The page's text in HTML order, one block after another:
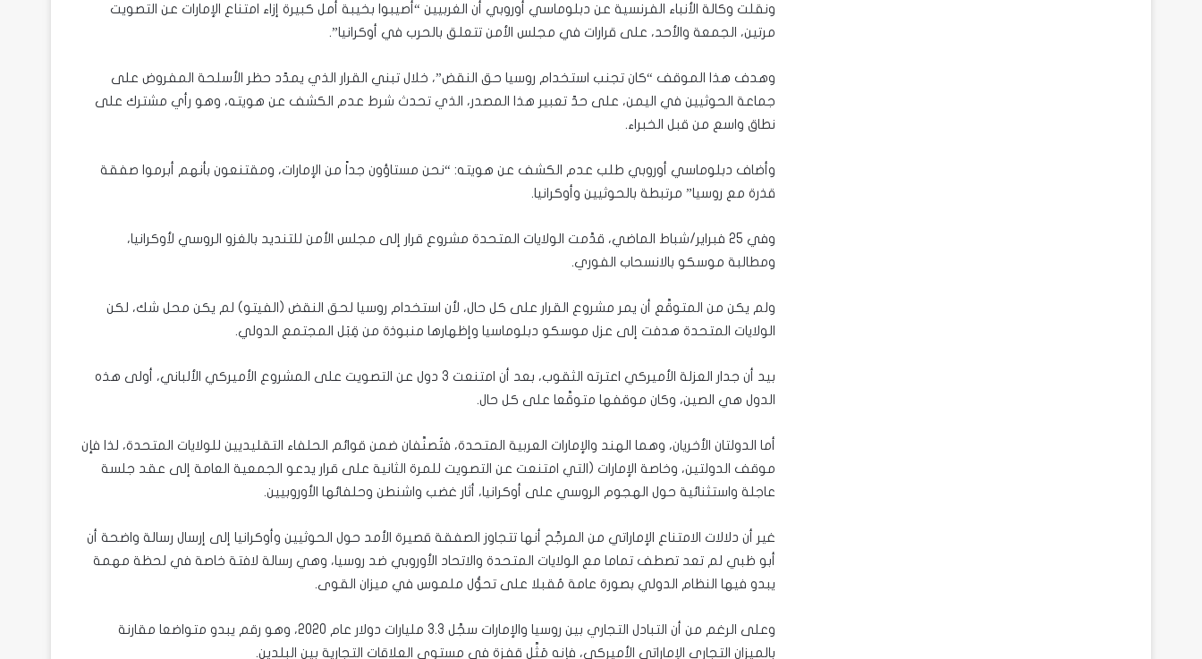
ونقلت وكالة الأنباء الفرنسية عن دبلوماسي أوروبي أن الغربيين “أصيبوا بخيبة أمل كبيرة إزاء امتناع الإمارات عن التصويت
مرتين، الجمعة والأحد، على قرارات في مجلس الأمن تتعلق بالحرب في أوكرانيا”.
وهدف هذا الموقف “كان تجنب استخدام روسيا حق النقض”، خلال تبني القرار الذي يمدّد حظر الأسلحة المفروض على
جماعة الحوثيين في اليمن، على حدّ تعبير هذا المصدر، الذي تحدث شرط عدم الكشف عن هويته، وهو رأي مشترك على
نطاق واسع من قبل الخبراء.
وأضاف دبلوماسي أوروبي طلب عدم الكشف عن هويته: “نحن مستاؤون جداً من الإمارات، ومقتنعون بأنهم أبرموا صفقة
قذرة مع روسيا” مرتبطة بالحوثيين وأوكرانيا.
وفي 25 فبراير/شباط الماضي، قدَّمت الولايات المتحدة مشروع قرار إلى مجلس الأمن للتنديد بالغزو الروسي لأوكرانيا،
ومطالبة موسكو بالانسحاب الفوري.
ولم يكن من المتوقَّع أن يمر مشروع القرار على كل حال، لأن استخدام روسيا لحق النقض (الفيتو) لم يكن محل شك، لكن
الولايات المتحدة هدفت إلى عزل موسكو دبلوماسيا وإظهارها منبوذة من قِبَل المجتمع الدولي.
بيد أن جدار العزلة الأميركي اعترته الثقوب، بعد أن امتنعت 3 دول عن التصويت على المشروع الأميركي الألباني، أولى هذه
الدول هي الصين، وكان موقفها متوقَّعا على كل حال.
أما الدولتان الأخريان، وهما الهند والإمارات العربية المتحدة، فتُصنَّفان ضمن قوائم الحلفاء التقليديين للولايات المتحدة، لذا فإن
موقف الدولتين، وخاصة الإمارات (التي امتنعت عن التصويت للمرة الثانية على قرار يدعو الجمعية العامة إلى عقد جلسة
عاجلة واستثنائية حول الهجوم الروسي على أوكرانيا، أثار غضب واشنطن وحلفائها الأوروبيين.
غير أن دلالات الامتناع الإماراتي من المرجَّح أنها تتجاوز الصفقة قصيرة الأمد حول الحوثيين وأوكرانيا إلى إرسال رسالة واضحة أن
أبو ظبي لم تعد تصطف تماما مع الولايات المتحدة والاتحاد الأوروبي ضد روسيا، وهي رسالة لافتة خاصة في لحظة مهمة
يبدو فيها النظام الدولي بصورة عامة مُقبلا على تحوُّل ملموس في ميزان القوى.
وعلى الرغم من أن التبادل التجاري بين روسيا والإمارات سجَّل 3.3 مليارات دولار عام 2020، وهو رقم يبدو متواضعا مقارنة
بالميزان التجاري الإماراتي الأميركي، فإنه مَثَّل قفزة في مستوى العلاقات التجارية بين البلدين.